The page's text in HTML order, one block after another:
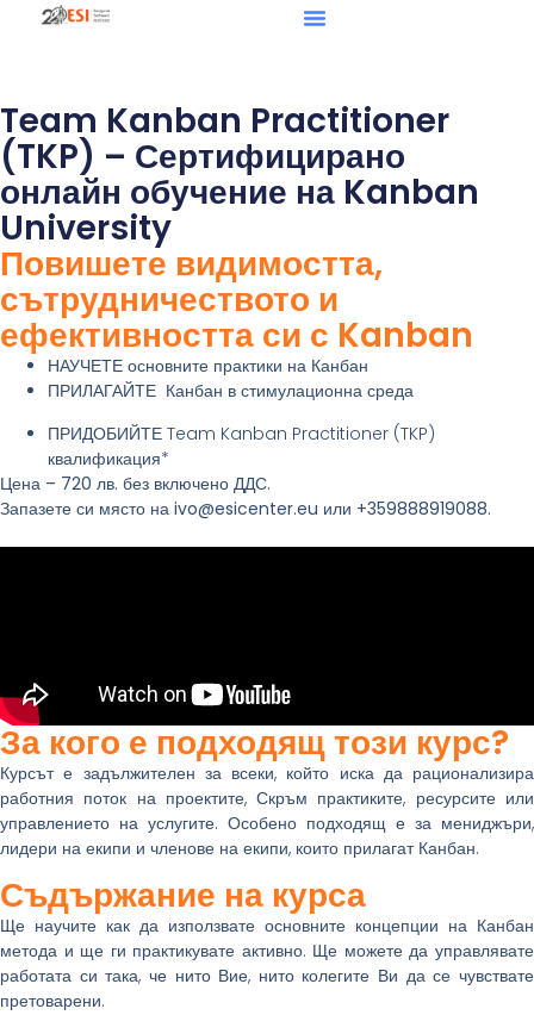
Team Kanban Practitioner
(TKP) – Сертифицирано
онлайн обучение на Kanban
University
Повишете видимостта,
сътрудничеството и
ефективността си с Kanban
НАУЧЕТЕ основните практики на Канбан
ПРИЛАГАЙТЕ Канбан в стимулационна среда
ПРИДОБИЙТЕ Team Kanban Practitioner (TKP)
квалификация*
Цена – 720 лв. без включено ДДС.
Запазете си място на ivo@esicenter.eu или +359888919088.
За кого е подходящ този курс?
Курсът е задължителен за всеки, който иска да рационализира
работния поток на проектите, Скръм практиките, ресурсите или
управлението на услугите. Особено подходящ е за мениджъри,
лидери на екипи и членове на екипи, които прилагат Канбан.
Съдържание на курса
Ще научите как да използвате основните концепции на Канбан
метода и ще ги практикувате активно. Ще можете да управлявате
работата си така, че нито Вие, нито колегите Ви да се чувствате
претоварени.